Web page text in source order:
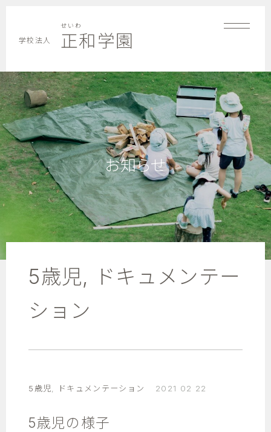
学校法人
せいわ
正和学園
お知らせ
5歳児, ドキュメンテー
ション
5歳児 ドキュメンテーション 2021 02 22
5歳児の様子